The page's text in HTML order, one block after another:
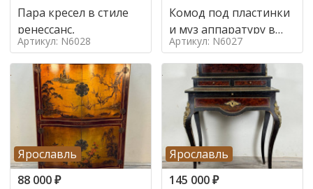
Пара кресел в стиле
ренессанс,
Артикул: N6028
Комод под пластинки
и муз аппаратуру в
стиле шинуазри,
Артикул: N6027
Ярославль
88 000₽
Ярославль
145 000₽